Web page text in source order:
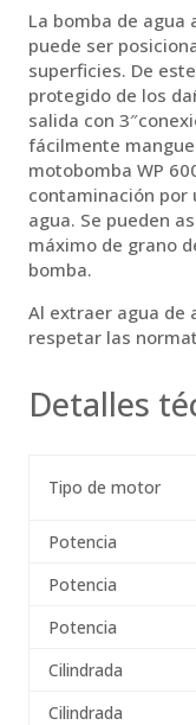
La bomba de
puede ser
superficies. De
protegido de los
salida con
fácilmente
motobomba WP
contaminación por
agua. Se pueden
máximo de grano
bomba.
Al extraer agua de
respetar las
Detalles
Tipo de motor
Potencia
Potencia
Potencia
Cilindrada
Cilindrada